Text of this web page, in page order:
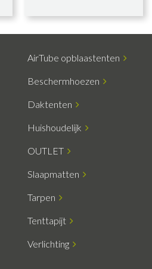
AirTube opblaastenten
Beschermhoezen
Daktenten
Huishoudelijk
OUTLET
Slaapmatten
Tarpen
Tenttapijt
Verlichting